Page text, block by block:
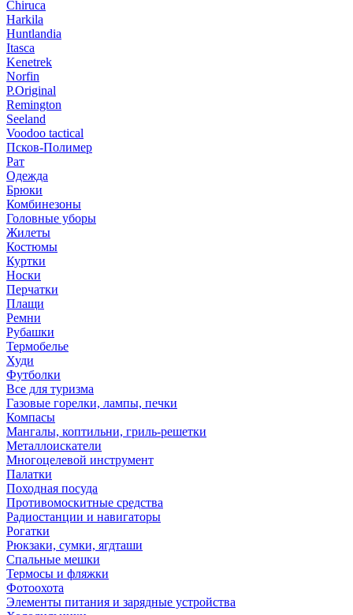
Chiruсa
Harkila
Huntlandia
Itasca
Kenetrek
Norfin
P.Original
Remington
Seeland
Voodoo tactical
Псков-Полимер
Рат
Одежда
Брюки
Комбинезоны
Головные уборы
Жилеты
Костюмы
Куртки
Носки
Перчатки
Плащи
Ремни
Рубашки
Термобелье
Худи
Футболки
Все для туризма
Газовые горелки, лампы, печки
Компасы
Мангалы, коптильни, гриль-решетки
Металлоискатели
Многоцелевой инструмент
Палатки
Походная посуда
Противомоскитные средства
Радиостанции и навигаторы
Рогатки
Рюкзаки, сумки, ягдташи
Спальные мешки
Термосы и фляжки
Фотоохота
Элементы питания и зарядные устройства